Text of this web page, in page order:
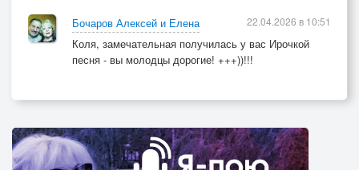
Бочаров Алексей и Елена
Коля, замечательная получилась у вас Ирочкой
песня - вы молодцы дорогие! +++))!!!
22.04.2026 в 10:51